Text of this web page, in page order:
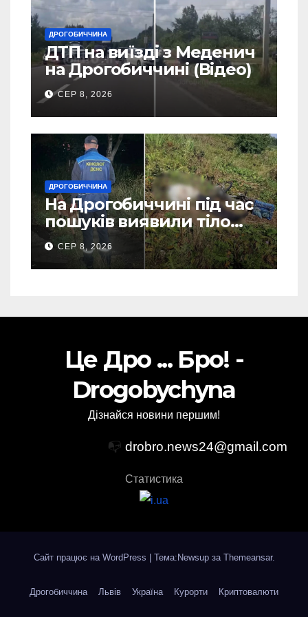
ДРОГОБИЧЧИНА
ДТП на виїзді з Меденич
на Дрогобиччині (Відео)
СЕР 8, 2026
ДРОГОБИЧЧИНА
На Дрогобиччині під час
пошуків виявили тіло
зниклого чоловіка (Фото)
СЕР 8, 2026
Це Дро ... Бро! -
Drogobychyna
Дізнайся новини першим!
📭 drobro.news24@gmail.com
Статистика
Сайт працює на WordPress | Тема:Newsup за Themeansar.
Дрогобиччина Львів Україна Курорти Криптовалюти